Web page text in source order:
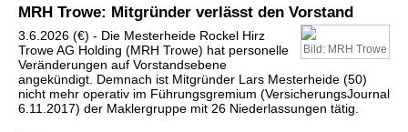
MRH Trowe: Mitgründer verlässt den Vorstand
Bild: MRH Trowe
3.6.2026 (€) - Die Mesterheide Rockel Hirz
Trowe AG Holding (MRH Trowe) hat personelle
Veränderungen auf Vorstandsebene
angekündigt. Demnach ist Mitgründer Lars Mesterheide (50)
nicht mehr operativ im Führungsgremium (VersicherungsJournal
6.11.2017) der Maklergruppe mit 26 Niederlassungen tätig.